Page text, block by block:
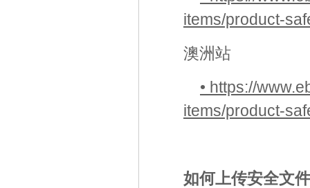
items/product-
澳洲站
• https://
items/product-
如何上传安全文